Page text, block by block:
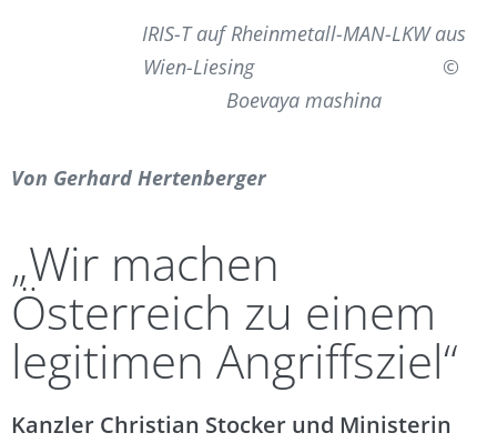
IRIS-T auf Rheinmetall-MAN-LKW aus
Wien-Liesing ©
Boevaya mashina
Von Gerhard Hertenberger
„Wir machen
Österreich zu einem
legitimen Angriffsziel“
Kanzler Christian Stocker und Ministerin